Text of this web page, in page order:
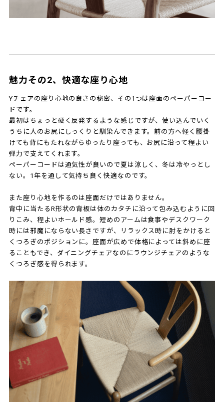
魅力その2、快適な座り心地
Yチェアの座り心地の良さの秘密、その1つは座面のペーパーコー
ドです。
最初はちょっと硬く反発するような感じですが、使い込んでいく
うちに人のお尻にしっくりと馴染んできます。前の方へ軽く腰掛
けても背にもたれながらゆったり座っても、お尻に沿って程よい
弾力で支えてくれます。
ペーパーコードは通気性が良いので夏は涼しく、冬は冷やっとし
ない。1年を通して気持ち良く快適なのです。
また座り心地を作るのは座面だけではありません。
背中に当たるR形状の背板は体のカタチに沿って包み込むように回
りこみ、程よいホールド感。短めのアームは食事やデスクワーク
時には邪魔にならない長さですが、リラックス時に肘をかけると
くつろぎのポジションに。座面が広めで体格によっては斜めに座
ることもでき、ダイニングチェアなのにラウンジチェアのような
くつろぎ感を得られます。